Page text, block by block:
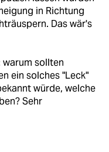
in Richtung
Das wär's
warum sollten
ein solches "Leck"
würde, welche
Sehr